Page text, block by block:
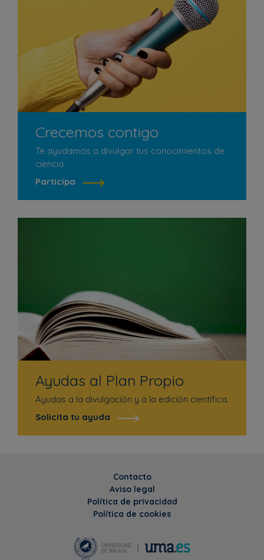
Crecemos contigo
Te ayudamos a divulgar tus conocimientos de
ciencia.
Participa
Ayudas al Plan Propio
Ayudas a la divulgación y a la edición científica.
Solicita tu ayuda
Contacto
Aviso legal
Política de privacidad
Política de cookies